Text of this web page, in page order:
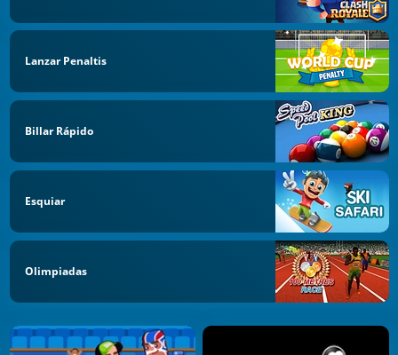
Lanzar Penaltis
Billar Rápido
Esquiar
Olimpiadas